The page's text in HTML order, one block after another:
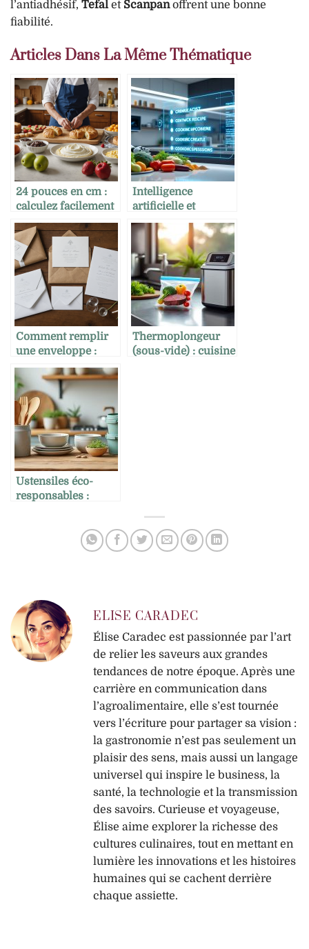
l’antiadhésif, Tefalet Scanpanoffrent une bonne
fiabilité.
Articles Dans La Même Thématique
24 pouces en cm :
calculez facilement
vos mesures pour
des recettes
gourmandes
Intelligence
artificielle et
création de recettes
: où en est-on ?
Comment remplir
une enveloppe :
astuces pratiques
pour soigner l’envoi
de vos recettes ou
invitations
gourmandes
Thermoplongeur
(sous-vide) : cuisine
Ustensiles éco-
responsables :
ELISE CARADEC
Élise Caradec est passionnée par l’art
de relier les saveurs aux grandes
tendances de notre époque. Après une
carrière en communication dans
l’agroalimentaire, elle s’est tournée
vers l’écriture pour partager sa vision :
la gastronomie n’est pas seulement un
plaisir des sens, mais aussi un langage
universel qui inspire le business, la
santé, la technologie et la transmission
des savoirs. Curieuse et voyageuse,
Élise aime explorer la richesse des
cultures culinaires, tout en mettant en
lumière les innovations et les histoires
humaines qui se cachent derrière
chaque assiette.